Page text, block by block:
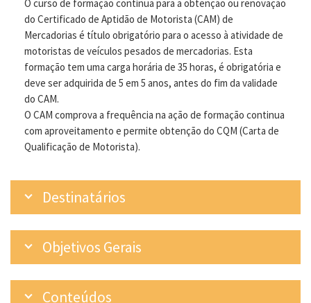
O curso de formação continua para a obtenção ou renovação
do Certificado de Aptidão de Motorista (CAM) de
Mercadorias é título obrigatório para o acesso à atividade de
motoristas de veículos pesados de mercadorias. Esta
formação tem uma carga horária de 35 horas, é obrigatória e
deve ser adquirida de 5 em 5 anos, antes do fim da validade
do CAM.
O CAM comprova a frequência na ação de formação continua
com aproveitamento e permite obtenção do CQM (Carta de
Qualificação de Motorista).
Destinatários
Objetivos Gerais
Conteúdos